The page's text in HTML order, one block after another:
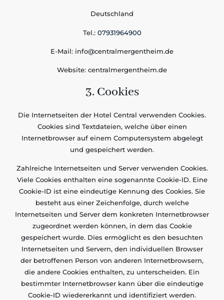
Deutschland
Tel.: 07931964900
E-Mail: info@centralmergentheim.de
Website: centralmergentheim.de
3. Cookies
Die Internetseiten der Hotel Central verwenden Cookies.
Cookies sind Textdateien, welche über einen
Internetbrowser auf einem Computersystem abgelegt
und gespeichert werden.
Zahlreiche Internetseiten und Server verwenden Cookies.
Viele Cookies enthalten eine sogenannte Cookie-ID. Eine
Cookie-ID ist eine eindeutige Kennung des Cookies. Sie
besteht aus einer Zeichenfolge, durch welche
Internetseiten und Server dem konkreten Internetbrowser
zugeordnet werden können, in dem das Cookie
gespeichert wurde. Dies ermöglicht es den besuchten
Internetseiten und Servern, den individuellen Browser
der betroffenen Person von anderen Internetbrowsern,
die andere Cookies enthalten, zu unterscheiden. Ein
bestimmter Internetbrowser kann über die eindeutige
Cookie-ID wiedererkannt und identifiziert werden.